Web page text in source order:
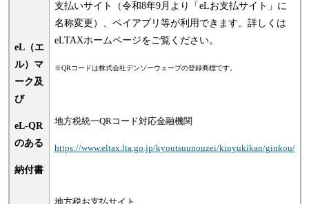
eL（エ
ル）マ
ーク及
び
eL-QR
のある
納付書
支払いサイト（令和8年9月より「eLお支払サイト」に
名称変更）、ペイアプリ等が利用できます。詳しくは
eLTAXホームページをご覧ください。
※QRコードは株式会社デンソーウェーブの登録商標です。
地方税統一QRコード対応金融機関
https://www.eltax.lta.go.jp/kyoutsuunouzei/kinyukikan/ginkou/
地方税お支払サイト